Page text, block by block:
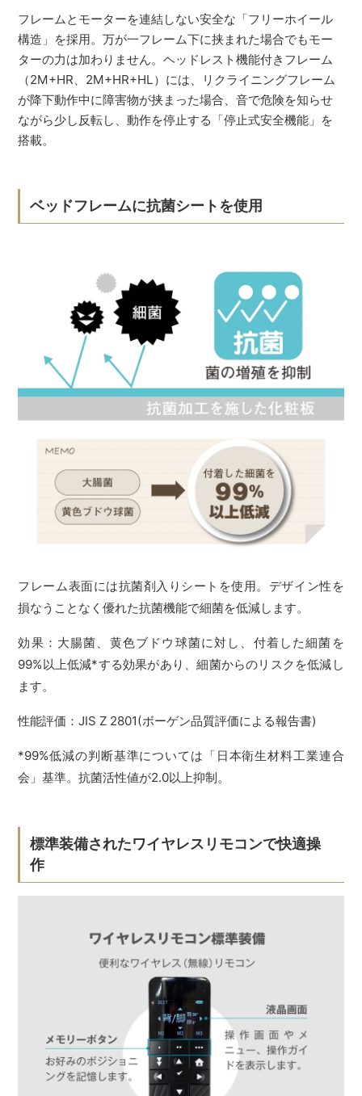
フレームとモーターを連結しない安全な「フリーホイール
構造」を採用。万が一フレーム下に挟まれた場合でもモー
ターの力は加わりません。ヘッドレスト機能付きフレーム
（2M+HR、2M+HR+HL）には、リクライニングフレーム
が降下動作中に障害物が挟まった場合、音で危険を知らせ
ながら少し反転し、動作を停止する「停止式安全機能」を
搭載。
ベッドフレームに抗菌シートを使用
フレーム表面には抗菌剤入りシートを使用。デザイン性を
損なうことなく優れた抗菌機能で細菌を低減します。
効果：大腸菌、黄色ブドウ球菌に対し、付着した細菌を
99%以上低減*する効果があり、細菌からのリスクを低減し
ます。
性能評価：JIS Z 2801(ボーゲン品質評価による報告書)
*99%低減の判断基準については「日本衛生材料工業連合
会」基準。抗菌活性値が2.0以上抑制。
標準装備されたワイヤレスリモコンで快適操
作